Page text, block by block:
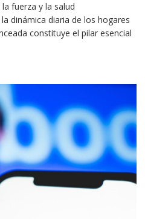
fuerza y la salud
dinámica diaria de los hogares
constituye el pilar esencial